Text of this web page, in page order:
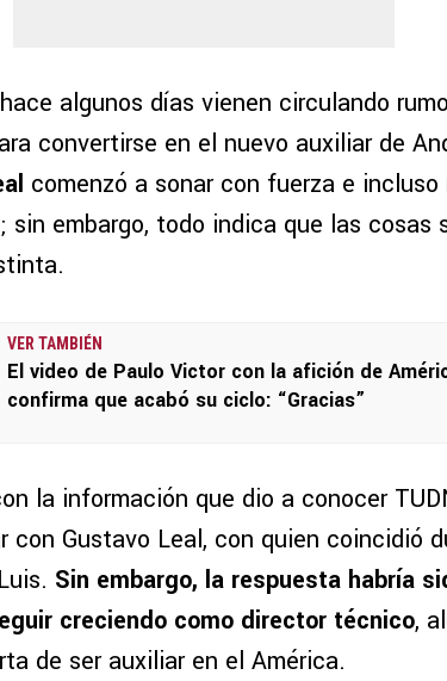
algunos días vienen circulando
convertirse en el nuevo auxiliar de
comenzó a sonar con fuerza e
sin embargo, todo indica que las cosas
VER TAMBIÉN
El video de Paulo Victor con la afición de
confirma que acabó su ciclo: “Gracias”
la información que dio a conocer
con Gustavo Leal, con quien coincidió
Sin embargo, la respuesta habría
creciendo como director técnico,
de ser auxiliar en el América.